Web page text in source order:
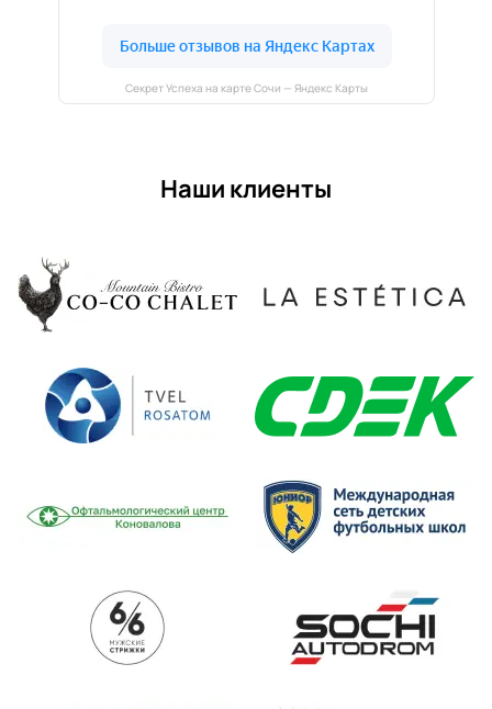
Секрет Успеха на карте Сочи — Яндекс Карты
Наши клиенты